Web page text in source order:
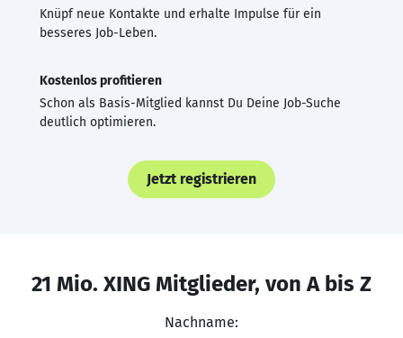
Knüpf neue Kontakte und erhalte Impulse für ein
besseres Job-Leben.
Kostenlos profitieren
Schon als Basis-Mitglied kannst Du Deine Job-Suche
deutlich optimieren.
Jetzt registrieren
21 Mio. XING Mitglieder, von A bis Z
Nachname: